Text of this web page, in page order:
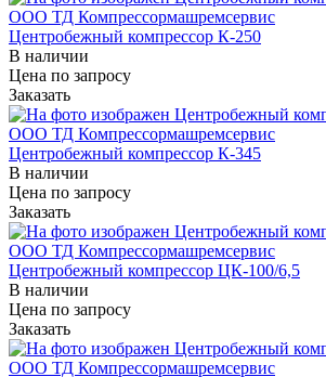
Центробежный компрессор К-250
В наличии
Цена по запросу
Заказать
Центробежный компрессор К-345
В наличии
Цена по запросу
Заказать
Центробежный компрессор ЦК-100/6,5
В наличии
Цена по запросу
Заказать